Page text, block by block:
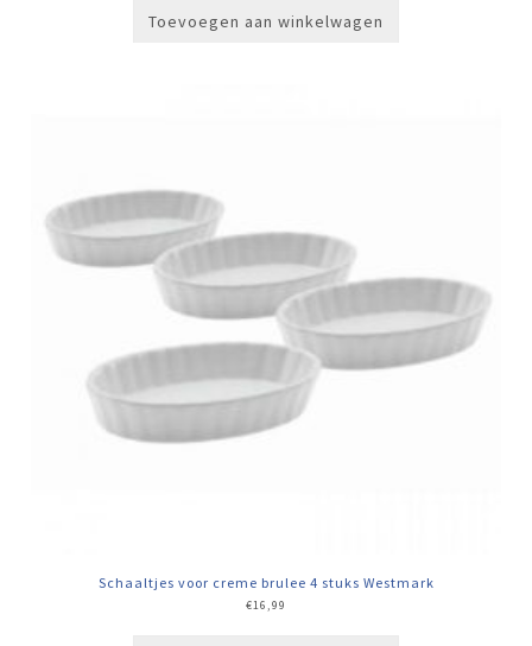
Toevoegen aan winkelwagen
Schaaltjes voor creme brulee 4 stuks Westmark
€16,99